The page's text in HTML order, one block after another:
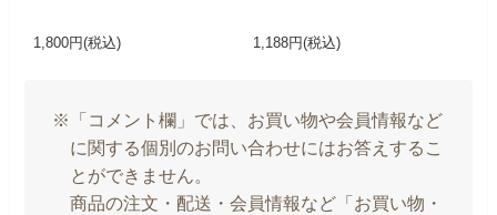
1,800円(税込) 1,188円(税込)
※「コメント欄」では、お買い物や会員情報など
に関する個別のお問い合わせにはお答えするこ
とができません。
商品の注文・配送・会員情報など「お買い物・